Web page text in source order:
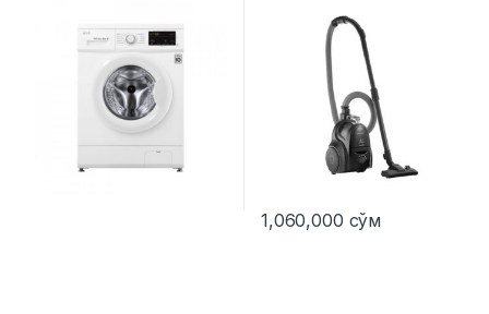
1,060,000 сўм